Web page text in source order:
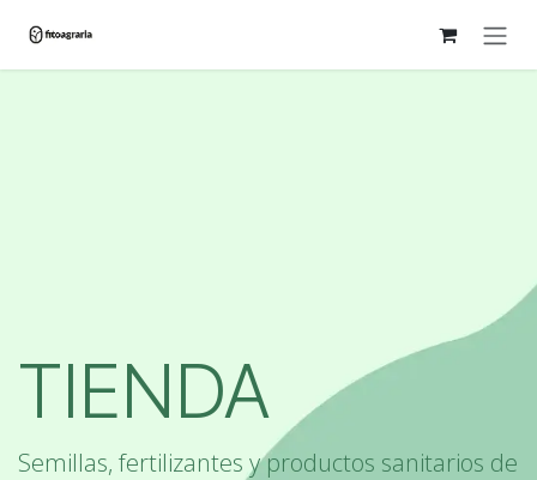
TIENDA
Semillas, fertilizantes y productos sanitarios de